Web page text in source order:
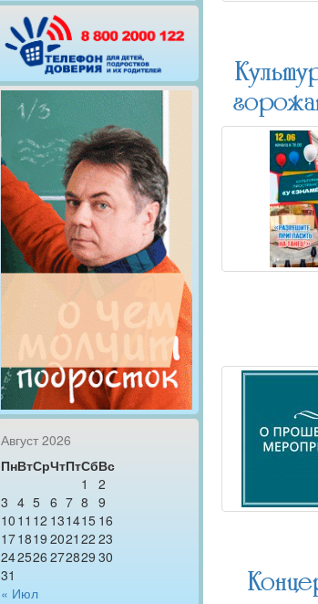
Август 2026
ПнВтСрЧтПтСбВс
« Июл
1
2
3 4 5 6 7 8 9
10 11 12 131415 16
171819 2021 22 23
242526 272829 30
31